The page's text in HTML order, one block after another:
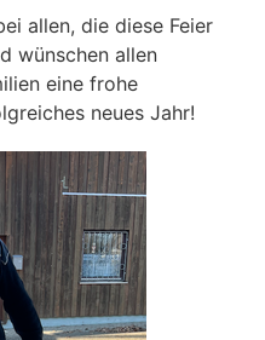
allen, die diese Feier
wünschen allen
eine frohe
neues Jahr!